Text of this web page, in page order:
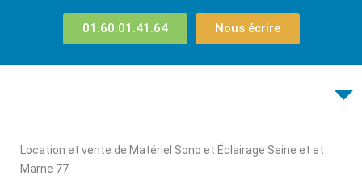
01.60.01.41.64 Nous écrire
Location et vente de Matériel Sono et Éclairage Seine et et
Marne 77